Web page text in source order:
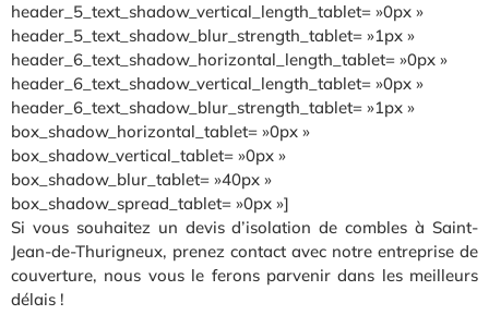
header_5_text_shadow_vertical_length_tablet= »0px »
header_5_text_shadow_blur_strength_tablet= »1px »
header_6_text_shadow_horizontal_length_tablet= »0px »
header_6_text_shadow_vertical_length_tablet= »0px »
header_6_text_shadow_blur_strength_tablet= »1px »
box_shadow_horizontal_tablet= »0px »
box_shadow_vertical_tablet= »0px »
box_shadow_blur_tablet= »40px »
box_shadow_spread_tablet= »0px »]
Si vous souhaitez un devis d’isolation de combles à Saint-
Jean-de-Thurigneux, prenez contact avec notre entreprise de
couverture, nous vous le ferons parvenir dans les meilleurs
délais !